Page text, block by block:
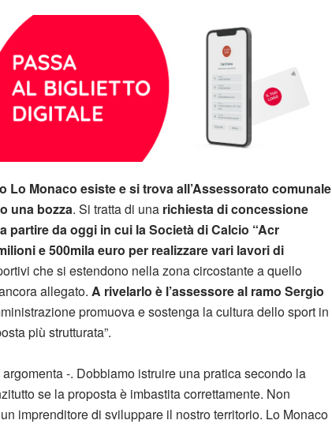
Lo Monaco esiste e si trova all’Assessorato comunale
una bozza. Si tratta di una richiesta di concessione
partire da oggi in cui la Società di Calcio “Acr
e 500mila euro per realizzare vari lavori di
che si estendono nella zona circostante a quello
allegato. A rivelarlo è l’assessore al ramo Sergio
promuova e sostenga la cultura dello sport in
più strutturata”.
-. Dobbiamo istruire una pratica secondo la
se la proposta è imbastita correttamente. Non
imprenditore di sviluppare il nostro territorio. Lo Monaco